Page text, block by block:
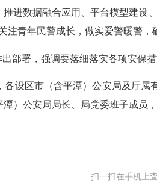
进数据融合应用、平台模型建
注青年民警成长，做实爱警暖警，
署，强调要落细落实各项安保
区市（含平潭）公安局及厅属
）公安局局长、局党委班子成员
扫一扫在手机上